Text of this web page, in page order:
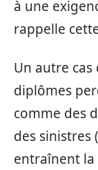
à une
rappelle
Un autre
diplômes
comme des
des sinistres
entraînent la